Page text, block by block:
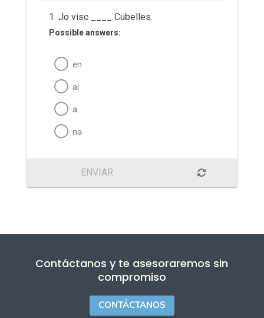
1. Jo visc ____ Cubelles.
Possible answers:
en
al
a
na
ENVIAR
Contáctanos y te asesoraremos sin
compromiso
CONTÁCTANOS